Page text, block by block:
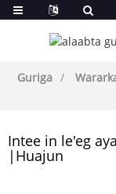
Guriga
Intee in le'eg
|Huajun